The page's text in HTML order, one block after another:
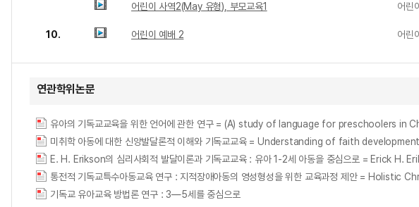
어린이 사역2(May 유형), 부모교육1 어린
10. 어린이 예배 2 어린
연관학위논문
유아의 기독교교육을 위한 언어에 관한 연구 = (A) study of language for preschoolers in
미취학 아동에 대한 신앙발달론적 이해와 기독교교육 = Understanding of faith
E. H. Erikson의 심리사회적 발달이론과 기독교교육 : 유아 1-2세 아동을 중심으로 =
통전적 기독교특수아동교육 연구 : 지적장애아동의 영성형성을 위한 교육과정 제안 =
기독교 유아교육 방법론 연구 : 3―5세를 중심으로